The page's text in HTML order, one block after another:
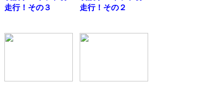
走行！その３
走行！その２